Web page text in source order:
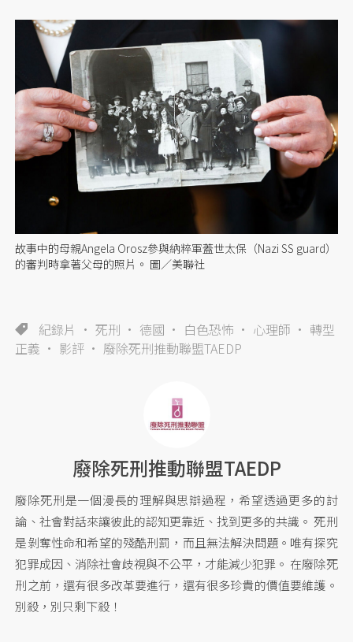
故事中的母親Angela Orosz參與納粹軍蓋世太保（Nazi SS guard）
的審判時拿著父母的照片。 圖／美聯社
紀錄片 死刑 德國 白色恐怖 心理師
轉型
正義
影評 廢除死刑推動聯盟TAEDP
廢除死刑推動聯盟TAEDP
廢除死刑是一個漫長的理解與思辯過程，希望透過更多的討
論、社會對話來讓彼此的認知更靠近、找到更多的共識。 死刑
是剝奪性命和希望的殘酷刑罰，而且無法解決問題。唯有探究
犯罪成因、消除社會歧視與不公平，才能減少犯罪。 在廢除死
刑之前，還有很多改革要進行，還有很多珍貴的價值要維護。
別殺，別只剩下殺！